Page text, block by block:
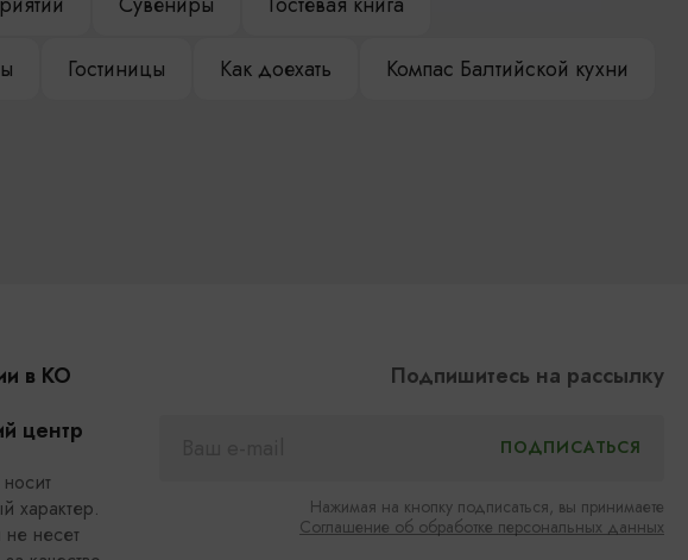
Гостиницы Как доехать Компас Балтийской кухни
в КО
центр
характер.
несет
Подпишитесь на рассылку
Нажимая на кнопку подписаться, вы принимаете
Соглашение об обработке персональных данных